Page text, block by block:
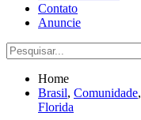
Contato
Anuncie
Home
Brasil, Comunidade,
Florida